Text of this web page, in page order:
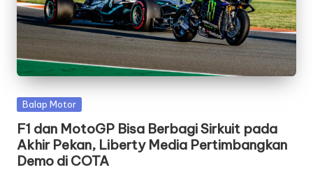
Posted
Balap Motor
F1 dan MotoGP Bisa Berbagi Sirkuit pada
Akhir Pekan, Liberty Media Pertimbangkan
Demo di COTA